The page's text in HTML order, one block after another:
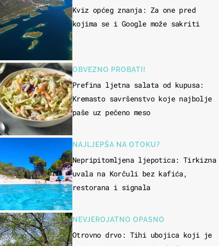
Kviz općeg znanja: Za one pred
kojima se i Google može sakriti
OBVEZNO PROBATI!
Prefina ljetna salata od kupusa:
Kremasto savršenstvo koje najbolje
paše uz pečeno meso
NAJLJEPŠA NA OTOKU?
Nepripitomljena ljepotica: Tirkizna
uvala na Korčuli bez kafića,
restorana i signala
NEVJEROJATNO OPASNO
Otrovno drvo: Tihi ubojica koji je